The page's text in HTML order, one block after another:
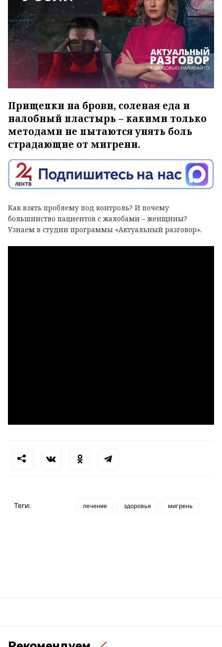
Прищепки на брови, соленая еда и
налобный пластырь – какими только
методами не пытаются унять боль
страдающие от мигрени.
Как взять проблему под контроль? И почему
большинство пациентов с жалобами – женщины?
Узнаем в студии программы «Актуальный разговор».
Теги: лечение здоровье мигрень